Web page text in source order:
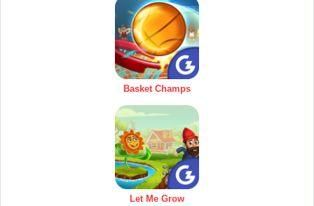
Basket Champs
Let Me Grow